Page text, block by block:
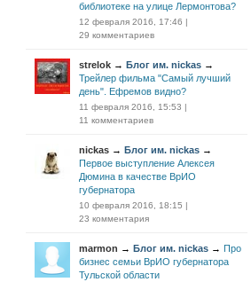
библиотеке на улице Лермонтова?
12 февраля 2016, 17:46 |
29 комментариев
strelok → Блог им. nickas →
Трейлер фильма "Самый лучший
день". Ефремов видно?
11 февраля 2016, 15:53 |
11 комментариев
nickas → Блог им. nickas →
Первое выступление Алексея
Дюмина в качестве ВрИО
губернатора
10 февраля 2016, 18:15 |
23 комментария
marmon → Блог им. nickas → Про
бизнес семьи ВрИО губернатора
Тульской области